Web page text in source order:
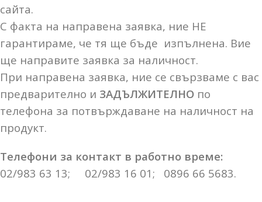
сайта.
С факта на направена заявка, ние НЕ
гарантираме, че тя ще бъде изпълнена. Вие
ще направите заявка за наличност.
При направена заявка, ние се свързваме с вас
предварително и ЗАДЪЛЖИТЕЛНО по
телефона за потвърждаване на наличност на
продукт.
Телефони за контакт в работно време:
02/983 63 13; 02/983 16 01; 0896 66 5683.